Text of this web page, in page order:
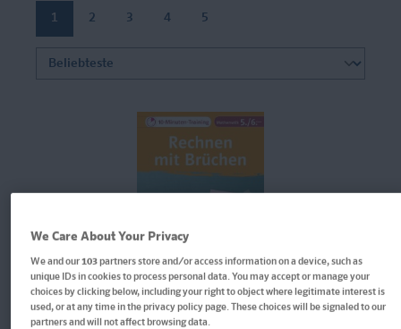
1 2 3 4 5
Buch
We Care About Your Privacy
We and our103partners store and/or access information on a device, such as
unique IDs in cookies to process personal data. You may accept or manage your
choices by clicking below, including your right to object where legitimate interest is
used, or at any time in the privacy policy page. These choices will be signaled to our
partners and will not affect browsing data.